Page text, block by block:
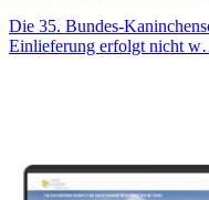
Die 35. Bundes-
Einlieferung erfolgt nicht